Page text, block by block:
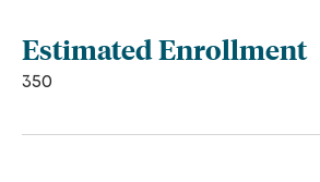
Estimated Enrollment
350